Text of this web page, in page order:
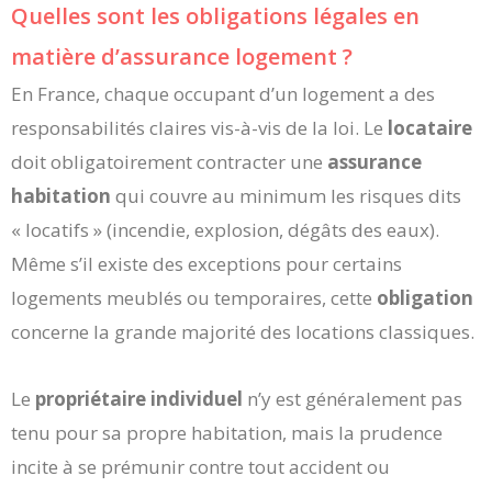
Quelles sont les obligations légales en
matière d’assurance logement ?
En France, chaque occupant d’un logement a des
responsabilités claires vis-à-vis de la loi. Le locataire
doit obligatoirement contracter une assurance
habitation qui couvre au minimum les risques dits
« locatifs » (incendie, explosion, dégâts des eaux).
Même s’il existe des exceptions pour certains
logements meublés ou temporaires, cette obligation
concerne la grande majorité des locations classiques.
Le propriétaire individuel n’y est généralement pas
tenu pour sa propre habitation, mais la prudence
incite à se prémunir contre tout accident ou